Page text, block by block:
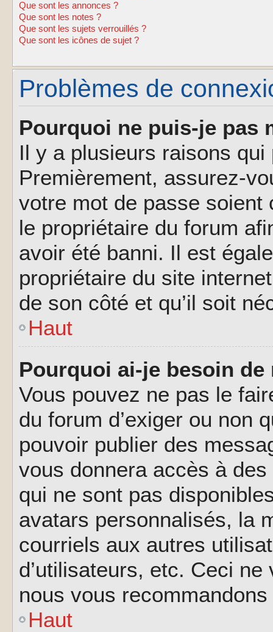
Que sont les annonces ?
Que sont les notes ?
Que sont les sujets verrouillés ?
Que sont les icônes de sujet ?
Problèmes de
Pourquoi ne puis-je pas
Il y a plusieurs raisons
Premièrement, assurez-
votre mot de passe soient
le propriétaire du forum
avoir été banni. Il est
propriétaire du site
de son côté et qu’il soit
Haut
Pourquoi ai-je besoin
Vous pouvez ne pas le
du forum d’exiger ou non
pouvoir publier des
vous donnera accès à
qui ne sont pas
avatars personnalisés, la
courriels aux autres
d’utilisateurs, etc. Ceci
nous vous
Haut